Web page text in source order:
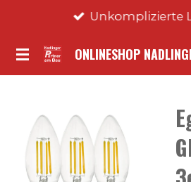
springen
Unkomplizierte